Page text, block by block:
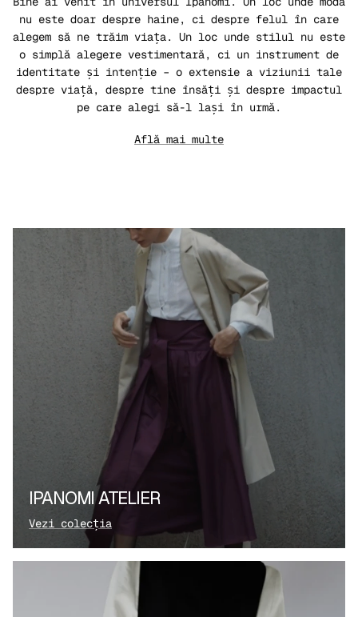
nu este doar despre haine, ci despre felul în care
alegem să ne trăim viața. Un loc unde stilul nu este
o simplă alegere vestimentară, ci un instrument de
identitate și intenție – o extensie a viziunii tale
despre viață, despre tine însăți și despre impactul
pe care alegi să-l lași în urmă.
Află mai multe
IPANOMI ATELIER
Vezi colecția